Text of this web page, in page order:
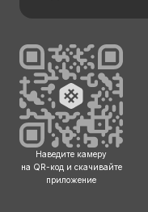
Наведите камеру
на QR-код и скачивайте
приложение